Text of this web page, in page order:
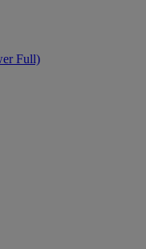
Full)